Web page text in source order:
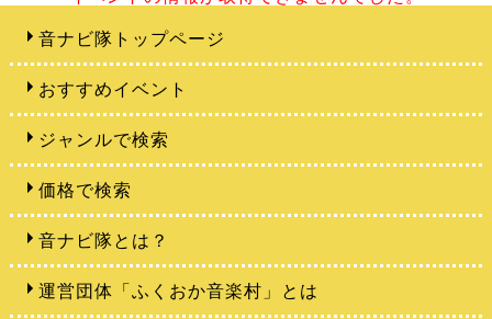
音ナビ隊トップページ
おすすめイベント
ジャンルで検索
価格で検索
音ナビ隊とは？
運営団体「ふくおか音楽村」とは